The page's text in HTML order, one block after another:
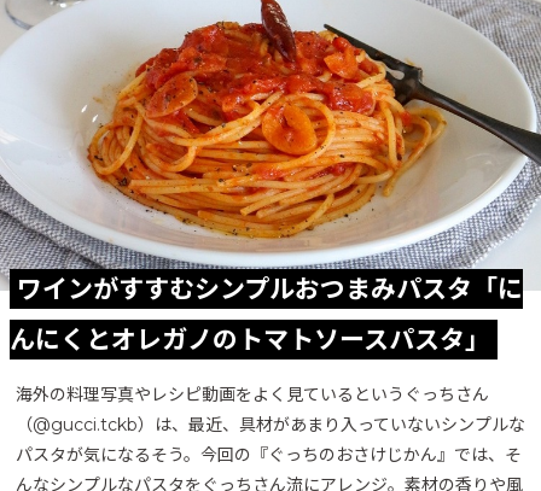
ワインがすすむシンプルおつまみパスタ「に
んにくとオレガノのトマトソースパスタ」
海外の料理写真やレシピ動画をよく見ているというぐっちさん
（@gucci.tckb）は、最近、具材があまり入っていないシンプルな
パスタが気になるそう。今回の『ぐっちのおさけじかん』では、そ
んなシンプルなパスタをぐっちさん流にアレンジ。素材の香りや風